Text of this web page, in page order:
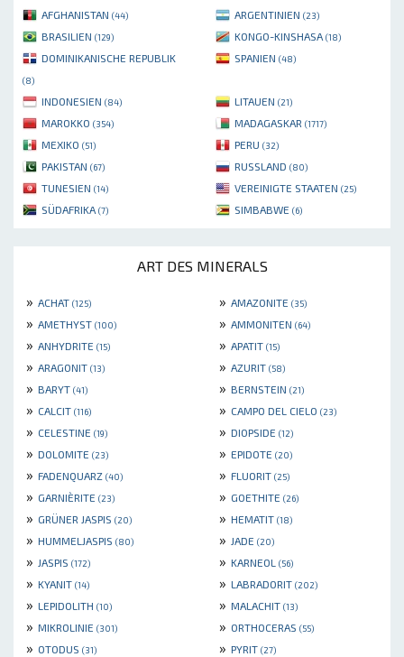
AFGHANISTAN (44) ARGENTINIEN (23)
BRASILIEN (129) KONGO-KINSHASA (18)
DOMINIKANISCHE REPUBLIK
(8)
SPANIEN (48)
INDONESIEN (84) LITAUEN (21)
MAROKKO (354) MADAGASKAR (1717)
MEXIKO (51) PERU (32)
PAKISTAN (67) RUSSLAND (80)
TUNESIEN (14) VEREINIGTE STAATEN (25)
SÜDAFRIKA (7) SIMBABWE (6)
ART DES MINERALS
» ACHAT (125) » AMAZONITE (35)
» AMETHYST (100) » AMMONITEN (64)
» ANHYDRITE (15) » APATIT (15)
» ARAGONIT (13) » AZURIT (58)
» BARYT (41) » BERNSTEIN (21)
» CALCIT (116) » CAMPO DEL CIELO (23)
» CELESTINE (19) » DIOPSIDE (12)
» DOLOMITE (23) » EPIDOTE (20)
» FADENQUARZ (40) » FLUORIT (25)
» GARNIÈRITE (23) » GOETHITE (26)
» GRÜNER JASPIS (20) » HEMATIT (18)
» HUMMELJASPIS (80) » JADE (20)
» JASPIS (172) » KARNEOL (56)
» KYANIT (14) » LABRADORIT (202)
» LEPIDOLITH (10) » MALACHIT (13)
» MIKROLINIE (301) » ORTHOCERAS (55)
» OTODUS (31) » PYRIT (27)